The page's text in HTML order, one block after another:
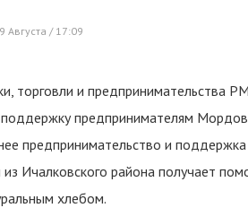
Августа / 17:09
торговли и предпринимательства
предпринимателям
предпринимательство и
Ичалковского района получает
хлебом.